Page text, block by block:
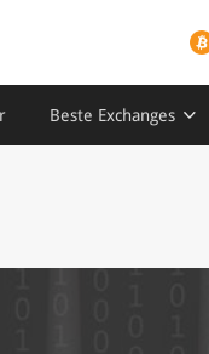
Beste Exchanges